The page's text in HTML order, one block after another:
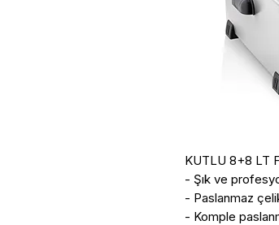
KUTLU 8+8 LT
- Şık ve
- Paslanmaz
- Komple